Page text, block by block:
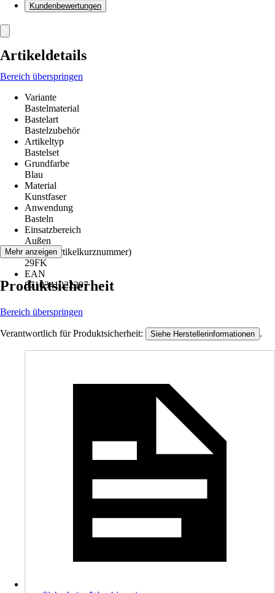
Kundenbewertungen
Artikeldetails
Bereich überspringen
Variante
Bastelmaterial
Bastelart
Bastelzubehör
Artikeltyp
Bastelset
Grundfarbe
Blau
Material
Kunstfaser
Anwendung
Basteln
Einsatzbereich
Außen
AKN (Artikelkurznummer)
29FK
EAN
8710341022297
Mehr anzeigen
Produktsicherheit
Bereich überspringen
Verantwortlich für Produktsicherheit: Siehe Herstellerinformationen .